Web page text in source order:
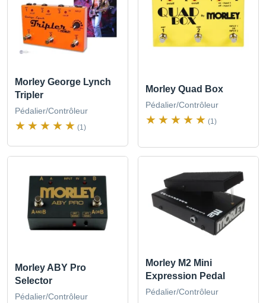
Morley George Lynch
Tripler
Pédalier/Contrôleur
(1)
Morley Quad Box
Pédalier/Contrôleur
(1)
Morley ABY Pro
Selector
Pédalier/Contrôleur
Morley M2 Mini
Expression Pedal
Pédalier/Contrôleur